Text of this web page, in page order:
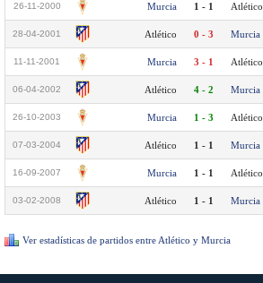
26-11-2000 Murcia 1 - 1 Atlético
28-04-2001 Atlético 0 - 3 Murcia
11-11-2001 Murcia 3 - 1 Atlético
06-04-2002 Atlético 4 - 2 Murcia
26-10-2003 Murcia 1 - 3 Atlético
07-03-2004 Atlético 1 - 1 Murcia
16-09-2007 Murcia 1 - 1 Atlético
03-02-2008 Atlético 1 - 1 Murcia
Ver estadísticas de partidos entre Atlético y Murcia